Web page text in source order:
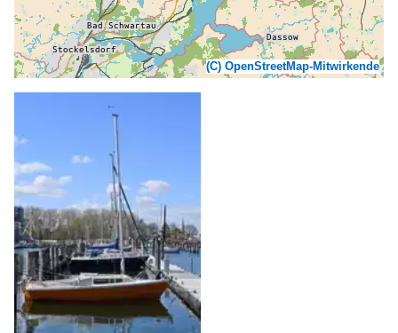
(C) OpenStreetMap-Mitwirkende